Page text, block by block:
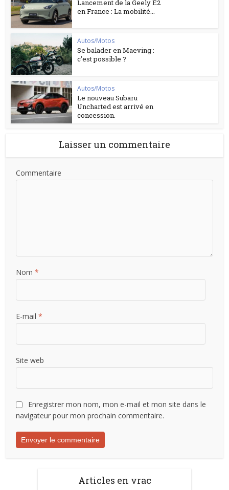
Lancement de la Geely E2
en France : La mobilité...
Autos/Motos
Se balader en Maeving :
c’est possible ?
Autos/Motos
Le nouveau Subaru
Uncharted est arrivé en
concession.
Laisser un commentaire
Commentaire
Nom*
E-mail*
Site web
Enregistrer mon nom, mon e-mail et mon site dans le
navigateur pour mon prochain commentaire.
Articles en vrac